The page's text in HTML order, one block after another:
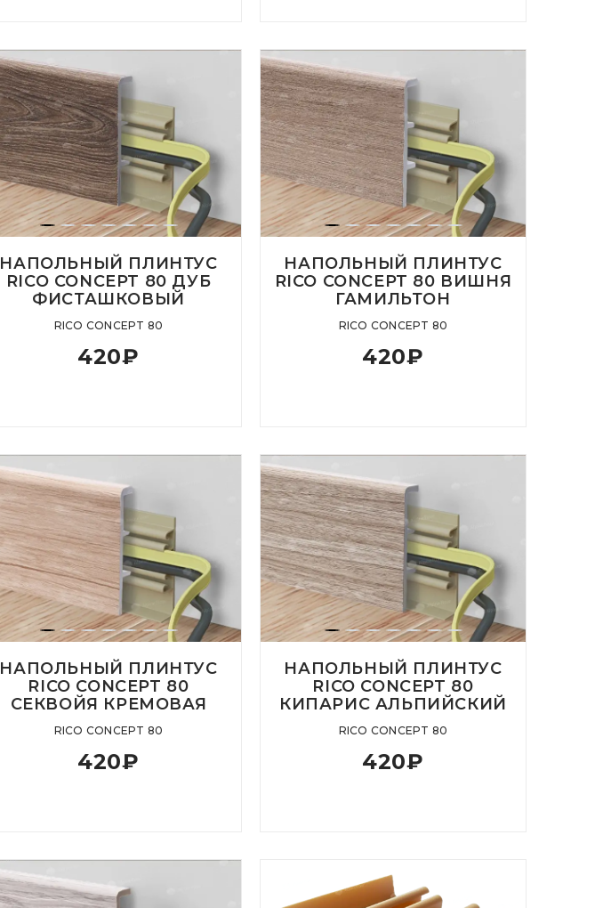
НАПОЛЬНЫЙ ПЛИНТУС
RICO CONCEPT 80 ДУБ
ФИСТАШКОВЫЙ
RICO CONCEPT 80
420₽
НАПОЛЬНЫЙ ПЛИНТУС
RICO CONCEPT 80 ВИШНЯ
ГАМИЛЬТОН
RICO CONCEPT 80
420₽
НАПОЛЬНЫЙ ПЛИНТУС
RICO CONCEPT 80
СЕКВОЙЯ КРЕМОВАЯ
RICO CONCEPT 80
420₽
НАПОЛЬНЫЙ ПЛИНТУС
RICO CONCEPT 80
КИПАРИС АЛЬПИЙСКИЙ
RICO CONCEPT 80
420₽